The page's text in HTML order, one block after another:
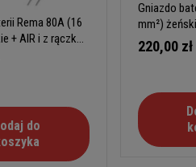
Rema 80A (16
+ AIR i z rączka
do
Gniazdo
mm²)
220,00 zł